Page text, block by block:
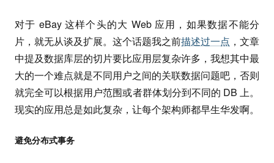
对于 eBay 这样个头的大 Web 应用，如果数据不能分
片，就无从谈及扩展。这个话题我之前描述过一点 ，文章
中提及数据库层的切片要比应用层复杂许多，我想其中最
大的一个难点就是不同用户之间的关联数据问题吧，否则
就完全可以根据用户范围或者群体划分到不同的 DB 上。
现实的应用总是如此复杂，让每个架构师都早生华发啊。
避免分布式事务